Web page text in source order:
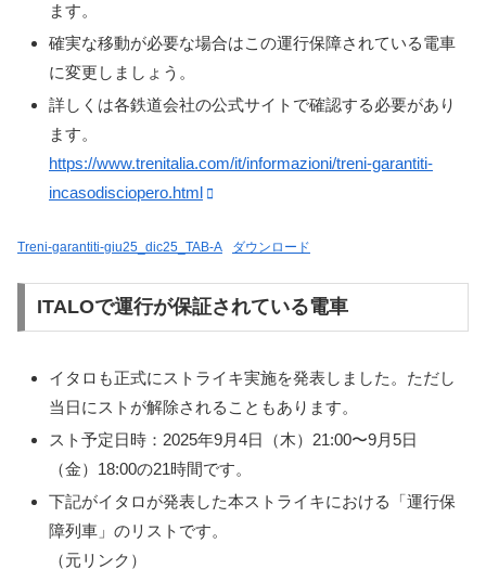
ます。
確実な移動が必要な場合はこの運行保障されている電車
に変更しましょう。
詳しくは各鉄道会社の公式サイトで確認する必要があり
ます。
https://www.trenitalia.com/it/informazioni/treni-garantiti-
incasodisciopero.html
Treni-garantiti-giu25_dic25_TAB-A ダウンロード
ITALOで運行が保証されている電車
イタロも正式にストライキ実施を発表しました。ただし
当日にストが解除されることもあります。
スト予定日時：2025年9月4日（木）21:00〜9月5日
（金）18:00の21時間です。
下記がイタロが発表した本ストライキにおける「運行保
障列車」のリストです。
（元リンク）